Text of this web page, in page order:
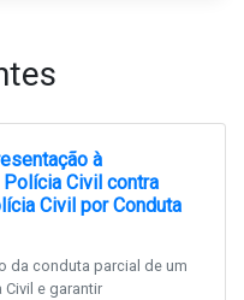
à
Civil contra
Civil por Conduta
da conduta parcial de um
e garantir